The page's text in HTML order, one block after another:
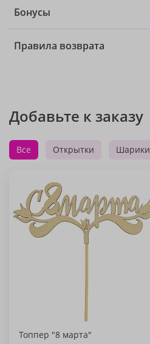
Бонусы
Правила возврата
Добавьте к заказу
Все Открытки Шарики
Топпер "8 марта"